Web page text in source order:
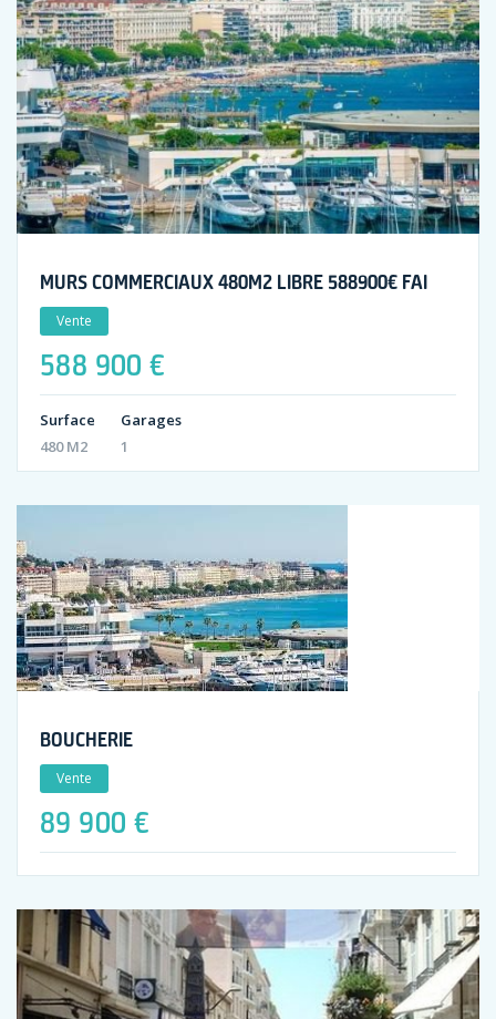
MURS COMMERCIAUX 480M2 LIBRE 588900€ FAI
Vente
588 900 €
Surface
480 M2
Garages
1
BOUCHERIE
Vente
89 900 €